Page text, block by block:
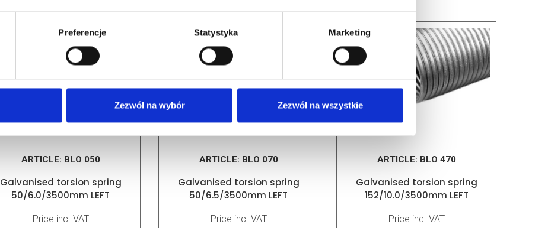
Preferencje Statystyka Marketing
Zezwól na wybór Zezwól na wszystkie
ARTICLE: BLO 050
Galvanised torsion spring
50/6.0/3500mm LEFT
Price inc. VAT
ARTICLE: BLO 070
Galvanised torsion spring
50/6.5/3500mm LEFT
Price inc. VAT
ARTICLE: BLO 470
Galvanised torsion spring
152/10.0/3500mm LEFT
Price inc. VAT